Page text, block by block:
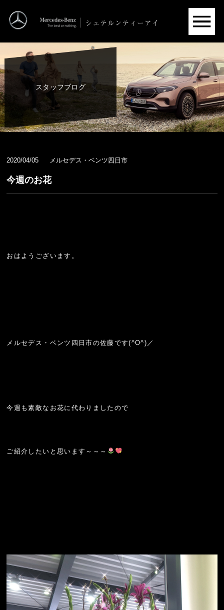
スタッフブログ
2020/04/05 メルセデス・ベンツ四日市
今週のお花
おはようございます。
メルセデス・ベンツ四日市の佐藤です(^O^)／
今週も素敵なお花に代わりましたので
ご紹介したいと思います～～～